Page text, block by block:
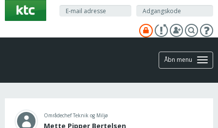
hovedindhold
Åbn menu
Områdechef Teknik og Miljø
Mette Pipper Bertelsen